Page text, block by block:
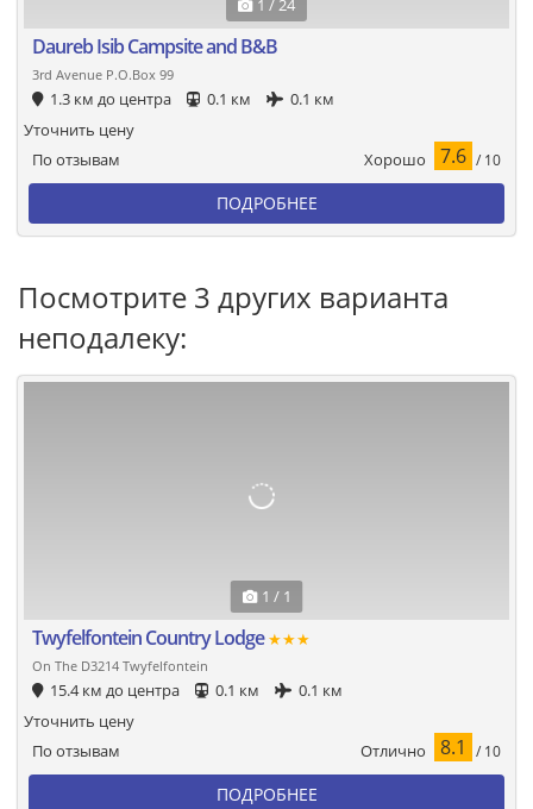
1 / 24
Daureb Isib Campsite and B&B
3rd Avenue P.O.Box 99
1.3 км до центра 0.1 км 0.1 км
По отзывам Хорошо 7.6 / 10
Уточнить цену
ПОДРОБНЕЕ
Посмотрите 3 других варианта
неподалеку:
1 / 1
Twyfelfontein Country Lodge★★★
On The D3214 Twyfelfontein
15.4 км до центра 0.1 км 0.1 км
По отзывам Отлично 8.1 / 10
Уточнить цену
ПОДРОБНЕЕ